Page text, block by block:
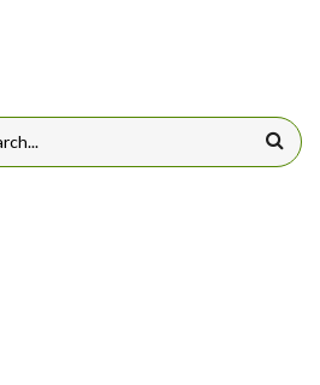
DE BUSCA